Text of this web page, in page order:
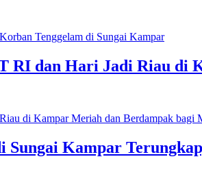
RI dan Hari Jadi Riau di
Sungai Kampar